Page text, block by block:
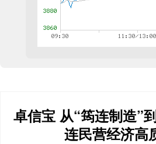
卓信宝 从“筠连制造”
连民营经济高